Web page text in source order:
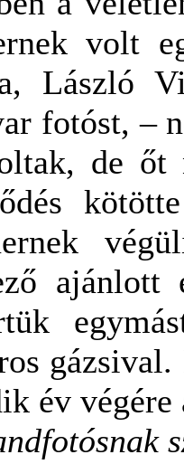
volt
László
fotóst, –
de őt
ajánlott
év